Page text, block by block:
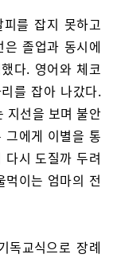
를 잡지 못하고
졸업과 동시에
다. 영어와 체코
를 잡아 나갔다.
지선을 보며 불안
그에게 이별을 통
시 도질까 두려
이는 엄마의 전
독교식으로 장례